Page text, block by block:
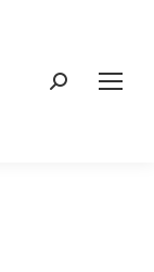
Search: